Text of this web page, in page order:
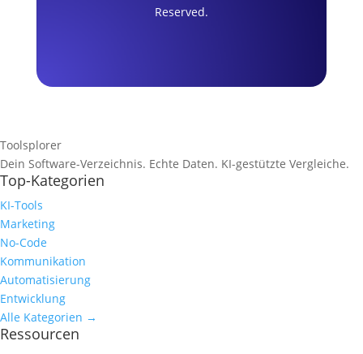
Reserved.
Toolsplorer
Dein Software-Verzeichnis. Echte Daten. KI-gestützte Vergleiche.
Top-Kategorien
KI-Tools
Marketing
No-Code
Kommunikation
Automatisierung
Entwicklung
Alle Kategorien →
Ressourcen